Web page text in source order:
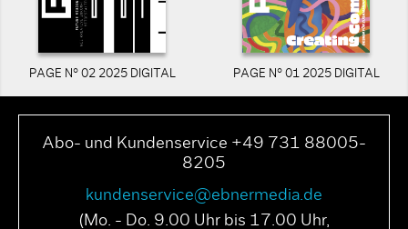
PAGE N° 02 2025 DIGITAL PAGE N° 01 2025 DIGITAL
Abo- und Kundenservice +49 731 88005-
8205
kundenservice@ebnermedia.de
(Mo. - Do. 9.00 Uhr bis 17.00 Uhr,